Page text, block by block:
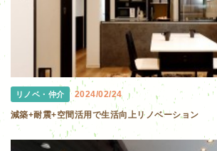
リノベ・仲介 2024/02/24
減築+耐震+空間活用で生活向上リノベーション